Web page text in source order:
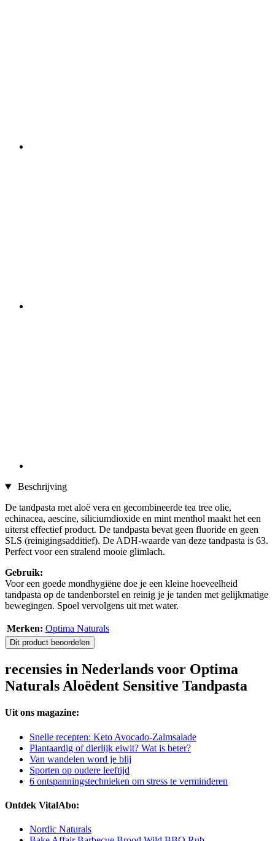
Beschrijving
De tandpasta met aloë vera en gecombineerde tea tree olie,
echinacea, aescine, siliciumdioxide en mint menthol maakt het een
uiterst effectief product. De tandpasta bevat geen fluoride en geen
SLS (reinigingsadditief). De ADH-waarde van deze tandpasta is 63.
Perfect voor een stralend mooie glimlach.
Gebruik:
Voor een goede mondhygiëne doe je een kleine hoeveelheid
tandpasta op de tandenborstel en reinig je je tanden met gelijkmatige
bewegingen. Spoel vervolgens uit met water.
Merken: Optima Naturals
Dit product beoordelen
recensies in Nederlands voor Optima
Naturals Aloëdent Sensitive Tandpasta
Uit ons magazine:
Snelle recepten: Keto Avocado-Zalmsalade
Plantaardig of dierlijk eiwit? Wat is beter?
Van wandelen word je blij
Sporten op oudere leeftijd
6 ontspanningstechnieken om stress te verminderen
Ontdek VitalAbo:
Nordic Naturals